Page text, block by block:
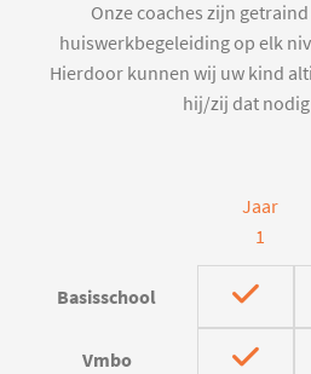
Onze coaches zijn
huiswerkbegeleiding op elk
Hierdoor kunnen wij uw kind
hij/zij dat
Jaar
1
Basisschool
Vmbo